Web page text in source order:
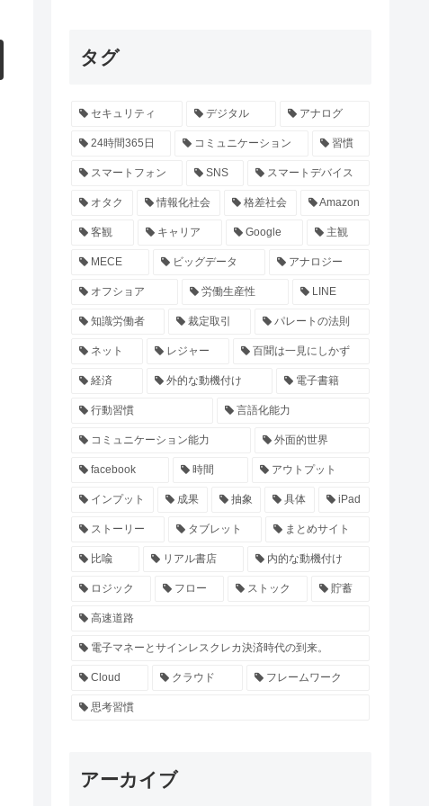
タグ
セキュリティ デジタル アナログ
24時間365日 コミュニケーション 習慣
スマートフォン SNS スマートデバイス
オタク 情報化社会 格差社会 Amazon
客観 キャリア Google 主観
MECE ビッグデータ アナロジー
オフショア 労働生産性 LINE
知識労働者 裁定取引 パレートの法則
ネット レジャー 百聞は一見にしかず
経済 外的な動機付け 電子書籍
行動習慣 言語化能力
コミュニケーション能力 外面的世界
facebook 時間 アウトプット
インプット 成果 抽象 具体 iPad
ストーリー タブレット まとめサイト
比喩 リアル書店 内的な動機付け
ロジック フロー ストック 貯蓄
高速道路
電子マネーとサインレスクレカ決済時代の到来。
Cloud クラウド フレームワーク
思考習慣
アーカイブ